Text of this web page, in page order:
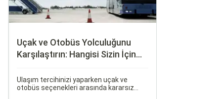
Uçak ve Otobüs Yolculuğunu
Karşılaştırın: Hangisi Sizin İçin
Ulaşım tercihinizi yaparken uçak ve
otobüs seçenekleri arasında kararsız